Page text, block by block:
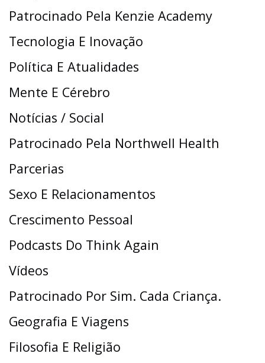
Patrocinado Pela Kenzie Academy
Tecnologia E Inovação
Política E Atualidades
Mente E Cérebro
Notícias / Social
Patrocinado Pela Northwell Health
Parcerias
Sexo E Relacionamentos
Crescimento Pessoal
Podcasts Do Think Again
Vídeos
Patrocinado Por Sim. Cada Criança.
Geografia E Viagens
Filosofia E Religião